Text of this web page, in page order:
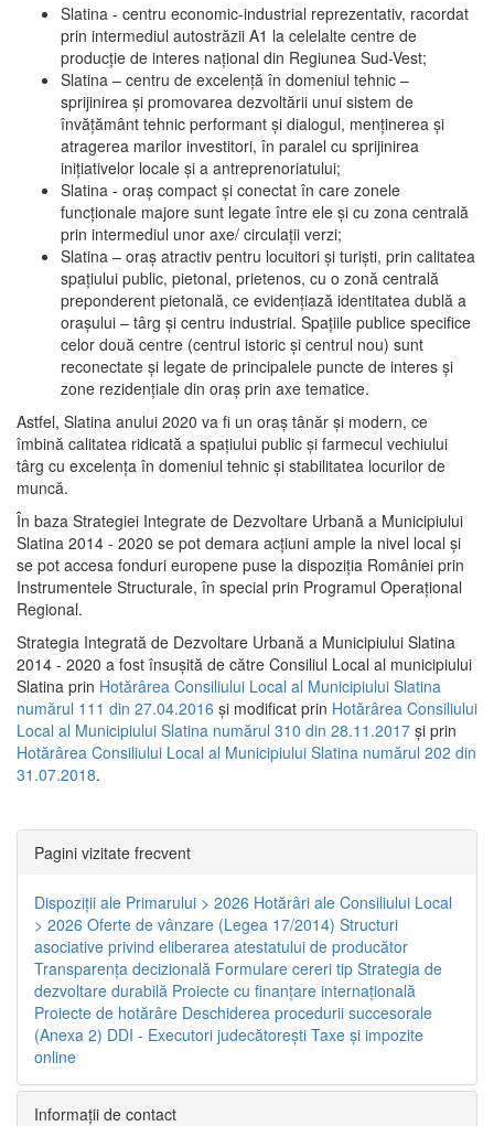
Slatina - centru economic-industrial reprezentativ, racordat
prin intermediul autostrăzii A1 la celelalte centre de
producţie de interes naţional din Regiunea Sud-Vest;
Slatina – centru de excelenţă în domeniul tehnic –
sprijinirea şi promovarea dezvoltării unui sistem de
învăţământ tehnic performant şi dialogul, menţinerea şi
atragerea marilor investitori, în paralel cu sprijinirea
iniţiativelor locale şi a antreprenoriatului;
Slatina - oraş compact şi conectat în care zonele
funcţionale majore sunt legate între ele şi cu zona centrală
prin intermediul unor axe/ circulații verzi;
Slatina – oraş atractiv pentru locuitori şi turişti, prin calitatea
spaţiului public, pietonal, prietenos, cu o zonă centrală
preponderent pietonală, ce evidenţiază identitatea dublă a
oraşului – târg şi centru industrial. Spaţiile publice specifice
celor două centre (centrul istoric şi centrul nou) sunt
reconectate şi legate de principalele puncte de interes şi
zone rezidenţiale din oraş prin axe tematice.
Astfel, Slatina anului 2020 va fi un oraş tânăr şi modern, ce
îmbină calitatea ridicată a spaţiului public şi farmecul vechiului
târg cu excelenţa în domeniul tehnic şi stabilitatea locurilor de
muncă.
În baza Strategiei Integrate de Dezvoltare Urbană a Municipiului
Slatina 2014 - 2020 se pot demara acţiuni ample la nivel local şi
se pot accesa fonduri europene puse la dispoziţia României prin
Instrumentele Structurale, în special prin Programul Operațional
Regional.
Strategia Integrată de Dezvoltare Urbană a Municipiului Slatina
2014 - 2020 a fost însuşită de către Consiliul Local al municipiului
Slatina prin Hotărârea Consiliului Local al Municipiului Slatina
numărul 111 din 27.04.2016 și modificat prin Hotărârea Consiliului
Local al Municipiului Slatina numărul 310 din 28.11.2017 și prin
Hotărârea Consiliului Local al Municipiului Slatina numărul 202 din
31.07.2018.
Pagini vizitate frecvent
Dispoziţii ale Primarului > 2026 Hotărâri ale Consiliului Local
> 2026 Oferte de vânzare (Legea 17/2014) Structuri
asociative privind eliberarea atestatului de producător
Transparenţa decizională Formulare cereri tip Strategia de
dezvoltare durabilă Proiecte cu finanţare internaţională
Proiecte de hotărâre Deschiderea procedurii succesorale
(Anexa 2) DDI - Executori judecătorești Taxe şi impozite
online
Informaţii de contact